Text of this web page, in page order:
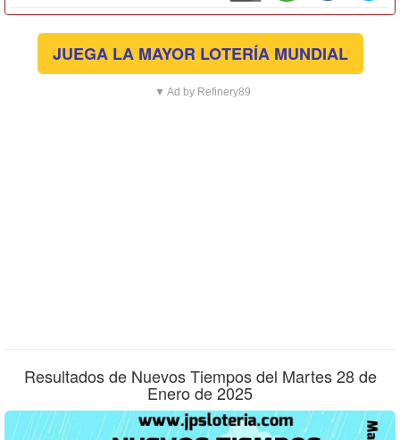
JUEGA LA MAYOR LOTERÍA MUNDIAL
▼ Ad by Refinery89
Resultados de Nuevos Tiempos del Martes 28 de
Enero de 2025